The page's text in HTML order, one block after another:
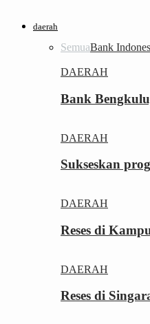
daerah
SemuaBank
DAERAH
Bank
DAERAH
Sukseskan
DAERAH
Reses di
DAERAH
Reses di